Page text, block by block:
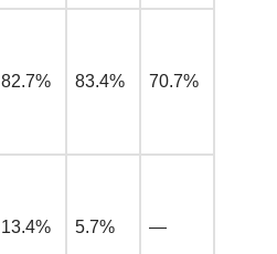
82.7% 83.4% 70.7%
13.4% 5.7% —